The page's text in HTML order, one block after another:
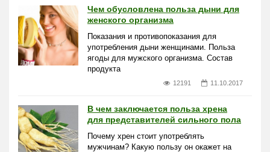
Чем обусловлена польза дыни для
женского организма
Показания и противопоказания для
употребления дыни женщинами. Польза
ягоды для мужского организма. Состав
продукта
12191 11.10.2017
В чем заключается польза хрена
для представителей сильного пола
Почему хрен стоит употреблять
мужчинам? Какую пользу он окажет на